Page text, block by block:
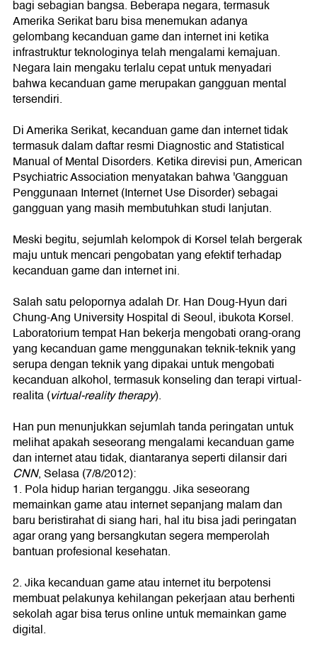
bagi sebagian bangsa. Beberapa negara, termasuk
Amerika Serikat baru bisa menemukan adanya
gelombang kecanduan game dan internet ini ketika
infrastruktur teknologinya telah mengalami kemajuan.
Negara lain mengaku terlalu cepat untuk menyadari
bahwa kecanduan game merupakan gangguan mental
tersendiri.
Di Amerika Serikat, kecanduan game dan internet tidak
termasuk dalam daftar resmi Diagnostic and Statistical
Manual of Mental Disorders. Ketika direvisi pun, American
Psychiatric Association menyatakan bahwa 'Gangguan
Penggunaan Internet (Internet Use Disorder) sebagai
gangguan yang masih membutuhkan studi lanjutan.
Meski begitu, sejumlah kelompok di Korsel telah bergerak
maju untuk mencari pengobatan yang efektif terhadap
kecanduan game dan internet ini.
Salah satu pelopornya adalah Dr. Han Doug-Hyun dari
Chung-Ang University Hospital di Seoul, ibukota Korsel.
Laboratorium tempat Han bekerja mengobati orang-orang
yang kecanduan game menggunakan teknik-teknik yang
serupa dengan teknik yang dipakai untuk mengobati
kecanduan alkohol, termasuk konseling dan terapi virtual-
realita (virtual-reality therapy).
Han pun menunjukkan sejumlah tanda peringatan untuk
melihat apakah seseorang mengalami kecanduan game
dan internet atau tidak, diantaranya seperti dilansir dari
CNN, Selasa (7/8/2012):
1. Pola hidup harian terganggu. Jika seseorang
memainkan game atau internet sepanjang malam dan
baru beristirahat di siang hari, hal itu bisa jadi peringatan
agar orang yang bersangkutan segera memperolah
bantuan profesional kesehatan.
2. Jika kecanduan game atau internet itu berpotensi
membuat pelakunya kehilangan pekerjaan atau berhenti
sekolah agar bisa terus online untuk memainkan game
digital.